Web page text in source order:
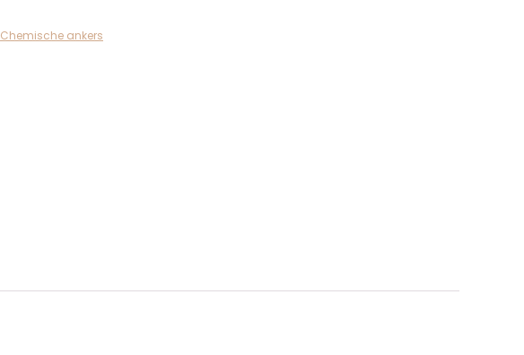
Chemische ankers